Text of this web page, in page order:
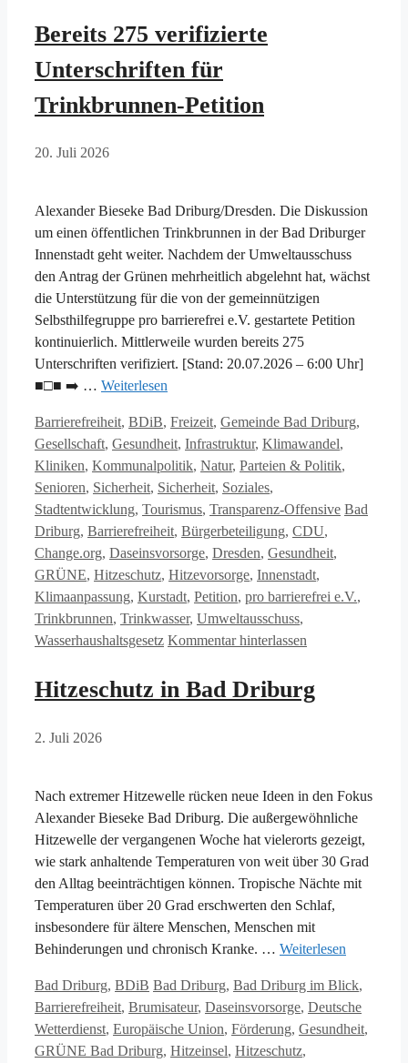
Bereits 275 verifizierte
Unterschriften für
Trinkbrunnen-Petition
20. Juli 2026
Alexander Bieseke Bad Driburg/Dresden. Die Diskussion
um einen öffentlichen Trinkbrunnen in der Bad Driburger
Innenstadt geht weiter. Nachdem der Umweltausschuss
den Antrag der Grünen mehrheitlich abgelehnt hat, wächst
die Unterstützung für die von der gemeinnützigen
Selbsthilfegruppe pro barrierefrei e.V. gestartete Petition
kontinuierlich. Mittlerweile wurden bereits 275
Unterschriften verifiziert. [Stand: 20.07.2026 – 6:00 Uhr]
■□■ ➡️ … Weiterlesen
Kategorien
Barrierefreiheit, BDiB, Freizeit, Gemeinde Bad Driburg,
Gesellschaft, Gesundheit, Infrastruktur, Klimawandel,
Kliniken, Kommunalpolitik, Natur, Parteien & Politik,
Senioren, Sicherheit, Sicherheit, Soziales,
Stadtentwicklung, Tourismus, Transparenz-Offensive Bad
Driburg, Barrierefreiheit, Bürgerbeteiligung, CDU,
Change.org, Daseinsvorsorge, Dresden, Gesundheit,
GRÜNE, Hitzeschutz, Hitzevorsorge, Innenstadt,
Klimaanpassung, Kurstadt, Petition, pro barrierefrei e.V.,
Trinkbrunnen, Trinkwasser, Umweltausschuss,
Wasserhaushaltsgesetz Kommentar hinterlassen
Hitzeschutz in Bad Driburg
2. Juli 2026
Nach extremer Hitzewelle rücken neue Ideen in den Fokus
Alexander Bieseke Bad Driburg. Die außergewöhnliche
Hitzewelle der vergangenen Woche hat vielerorts gezeigt,
wie stark anhaltende Temperaturen von weit über 30 Grad
den Alltag beeinträchtigen können. Tropische Nächte mit
Temperaturen über 20 Grad erschwerten den Schlaf,
insbesondere für ältere Menschen, Menschen mit
Behinderungen und chronisch Kranke. … Weiterlesen
Kategorien
Bad Driburg, BDiB Schlagwörter
Bad Driburg, Bad Driburg im Blick,
Barrierefreiheit, Brumisateur, Daseinsvorsorge, Deutsche
Wetterdienst, Europäische Union, Förderung, Gesundheit,
GRÜNE Bad Driburg, Hitzeinsel, Hitzeschutz,